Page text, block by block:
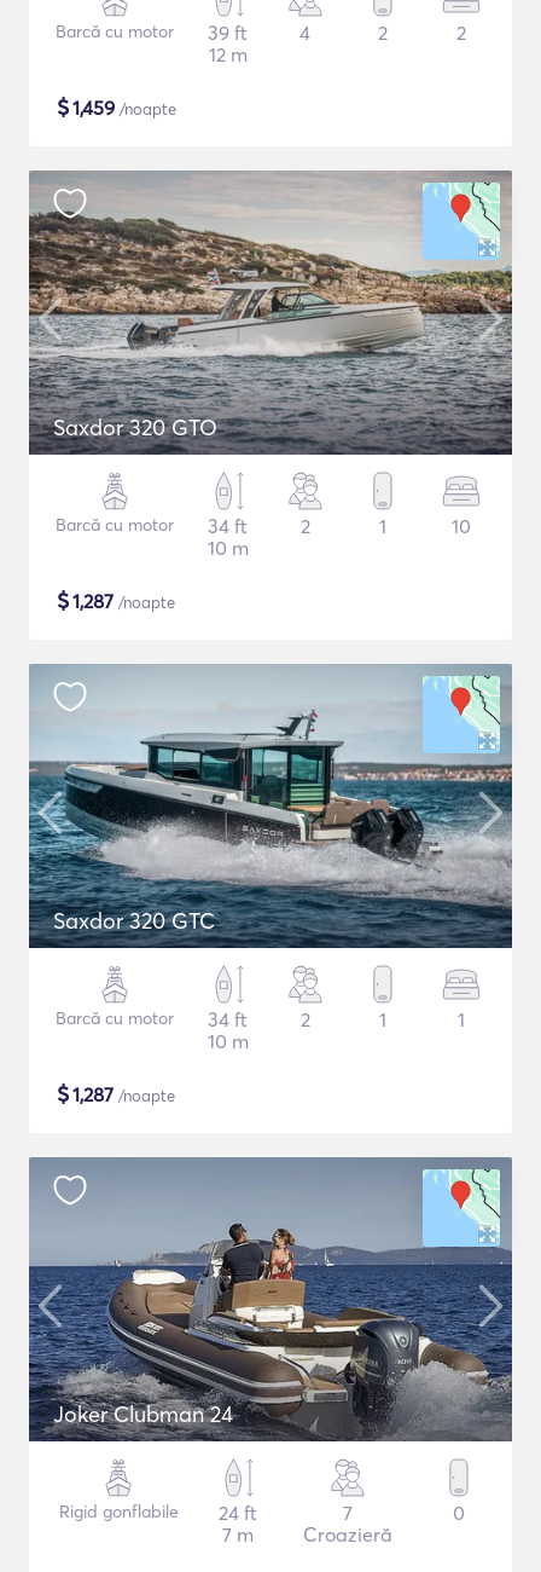
Barcă cu motor
39 ft
12 m
4 2 2
$1,459 /noapte
Saxdor 320 GTO
Barcă cu motor
34 ft
10 m
2 1 10
$1,287 /noapte
Saxdor 320 GTC
Barcă cu motor
34 ft
10 m
2 1 1
$1,287 /noapte
Joker Clubman 24
Rigid gonflabile
24 ft
7 m
7
Croazieră
0